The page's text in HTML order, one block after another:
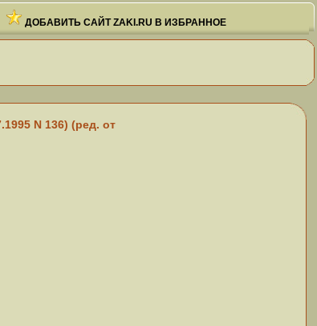
ДОБАВИТЬ САЙТ ZAKI.RU В ИЗБРАННОЕ
N 136) (ред. от